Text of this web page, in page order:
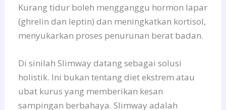
Kurang tidur boleh mengganggu hormon lapar
(ghrelin dan leptin) dan meningkatkan kortisol,
menyukarkan proses penurunan berat badan.
Di sinilah Slimway datang sebagai solusi
holistik. Ini bukan tentang diet ekstrem atau
ubat kurus yang memberikan kesan
sampingan berbahaya. Slimway adalah